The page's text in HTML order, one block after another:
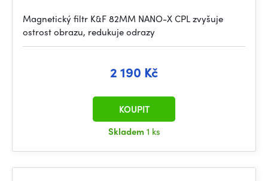
Magnetický filtr K&F 82MM NANO-X CPL zvyšuje
ostrost obrazu, redukuje odrazy
2 190 Kč
Skladem1 ks
KOUPIT